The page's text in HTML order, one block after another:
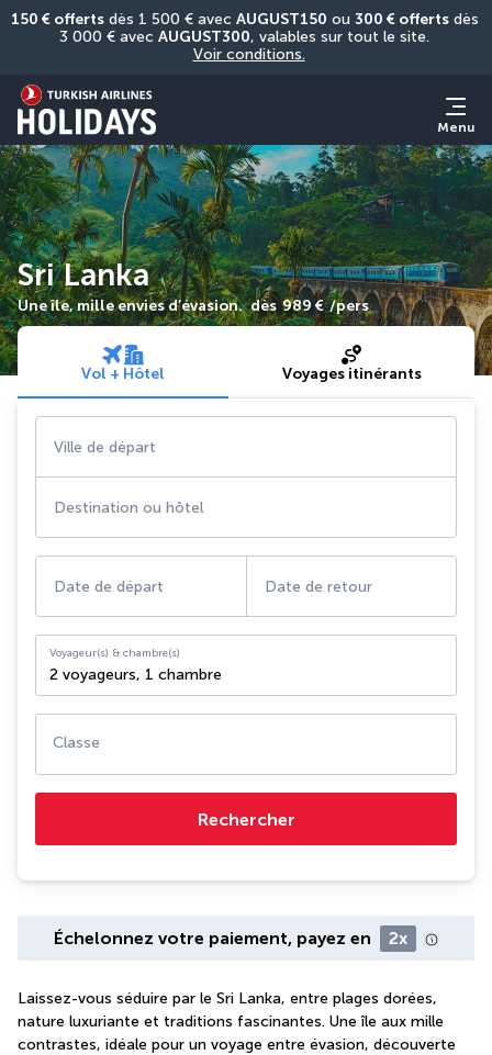
150 € offerts dès 1 500 € avec AUGUST150 ou 300 € offerts dès
3 000 € avec AUGUST300
Voir conditions.
Menu
Sri Lanka
Une île, mille envies d’évasion. dès 989 € /pers
Vol + Hôtel Voyages itinérants
Ville de départ
Destination ou hôtel
Date de départ Date de retour
Voyageur(s) & chambre(s)
2 voyageurs, 1 chambre
Classe
Rechercher
Échelonnez votre paiement, payez en 2x
Laissez-vous séduire par le Sri Lanka, entre plages dorées,
nature luxuriante et traditions fascinantes. Une île aux mille
contrastes, idéale pour un voyage entre évasion, découverte